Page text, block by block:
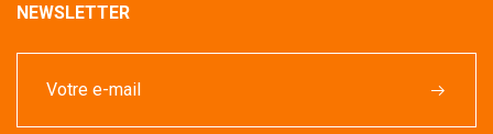
NEWSLETTER